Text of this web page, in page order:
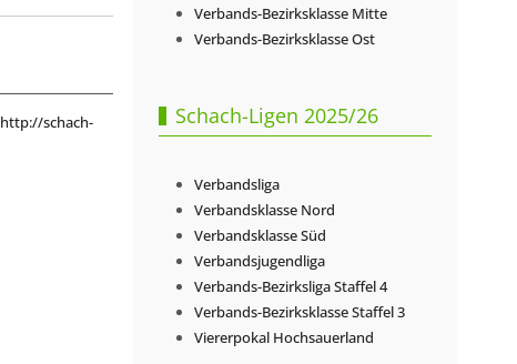
http://schach-
Verbands-Bezirksklasse Mitte
Verbands-Bezirksklasse Ost
Schach-Ligen 2025/26
Verbandsliga
Verbandsklasse Nord
Verbandsklasse Süd
Verbandsjugendliga
Verbands-Bezirksliga Staffel 4
Verbands-Bezirksklasse Staffel 3
Viererpokal Hochsauerland